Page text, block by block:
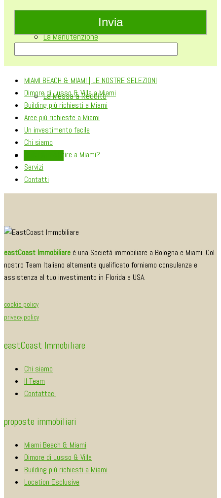
La Manutenzione
La Messa a Reddito
MIAMI BEACH & MIAMI | LE NOSTRE SELEZIONI
Dimore di Lusso & Ville a Miami
Building più richiesti a Miami
Aree più richieste a Miami
Un investimento facile
Chi siamo
Perché investire a Miami?
Servizi
Contatti
eastCoast Immobiliare è una Società immobiliare a Bologna e Miami. Col
nostro Team Italiano altamente qualificato forniamo consulenza e
assistenza al tuo investimento in Florida e USA.
cookie policy
privacy policy
eastCoast Immobiliare
Chi siamo
Il Team
Contattaci
proposte immobiliari
Miami Beach & Miami
Dimore di Lusso & Ville
Building più richiesti a Miami
Location Esclusive